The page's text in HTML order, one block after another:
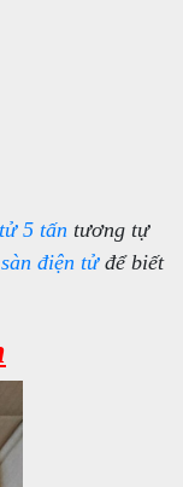
5 tấn tương tự
điện tử để biết